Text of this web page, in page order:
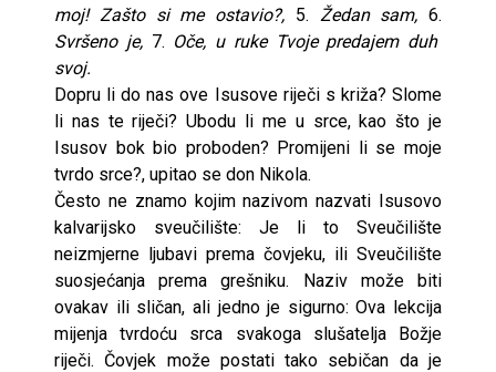
moj! Zašto si me ostavio?, 5. Žedan sam, 6.
Svršeno je, 7. Oče, u ruke Tvoje predajem duh
svoj.
Dopru li do nas ove Isusove riječi s križa? Slome
li nas te riječi? Ubodu li me u srce, kao što je
Isusov bok bio proboden? Promijeni li se moje
tvrdo srce?, upitao se don Nikola.
Često ne znamo kojim nazivom nazvati Isusovo
kalvarijsko sveučilište: Je li to Sveučilište
neizmjerne ljubavi prema čovjeku, ili Sveučilište
suosjećanja prema grešniku. Naziv može biti
ovakav ili sličan, ali jedno je sigurno: Ova lekcija
mijenja tvrdoću srca svakoga slušatelja Božje
riječi. Čovjek može postati tako sebičan da je